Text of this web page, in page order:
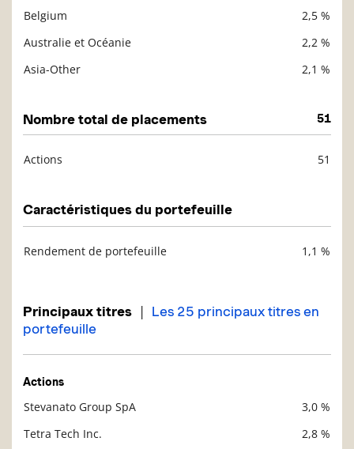
Belgium
2,5 %
Australie et Océanie
2,2 %
Asia-Other
2,1 %
Nombre total de placements 51
Actions 51
Caractéristiques du portefeuille
Rendement de portefeuille 1,1 %
Principaux titres | Les 25 principaux titres en
portefeuille
Actions
Stevanato Group SpA
3,0 %
Tetra Tech Inc.
2,8 %